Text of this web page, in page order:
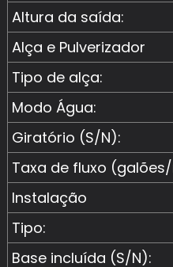
Altura da saída:
Alça e Pulverizador
Tipo de alça:
Modo Água:
Giratório (S/N):
Taxa de fluxo
Instalação
Tipo:
Base incluída (S/N):